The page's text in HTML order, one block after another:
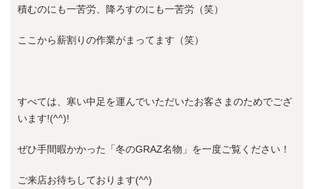
積むのにも一苦労、降ろすのにも一苦労（笑）
ここから薪割りの作業がまってます（笑）
すべては、寒い中足を運んでいただいたお客さまのためでござ
います!(^^)!
ぜひ手間暇かかった「冬のGRAZ名物」を一度ご覧ください！
ご来店お待ちしております(^^)